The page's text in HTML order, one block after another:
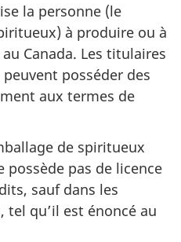
la personne (le
à produire ou à
Canada. Les titulaires
posséder des
aux termes de
de spiritueux
possède pas de licence
sauf dans les
tel qu’il est énoncé au